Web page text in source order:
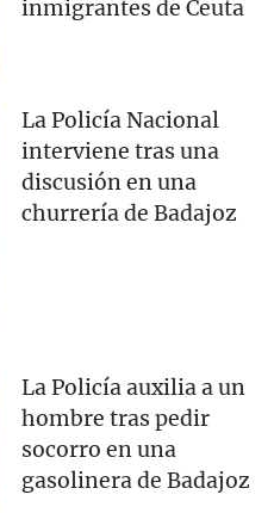
inmigrantes de Ceuta
La Policía Nacional
interviene tras una
discusión en una
churrería de Badajoz
La Policía auxilia a un
hombre tras pedir
socorro en una
gasolinera de Badajoz